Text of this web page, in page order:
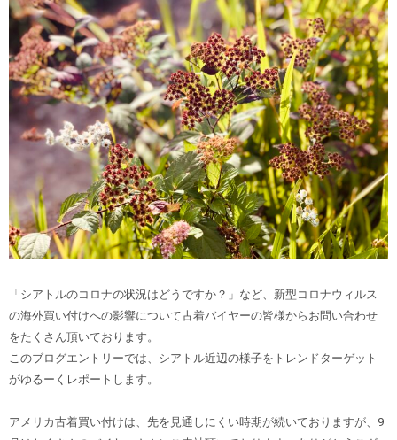
「シアトルのコロナの状況はどうですか？」 など、新型コロナウィルス
の海外買い付けへの影響について古着バイヤーの皆様からお問い合わせ
をたくさん頂いております。
このブログエントリーでは、シアトル近辺の様子をトレンドターゲット
がゆるーくレポートします。
アメリカ古着買い付けは、先を見通しにくい時期が続いておりますが、9